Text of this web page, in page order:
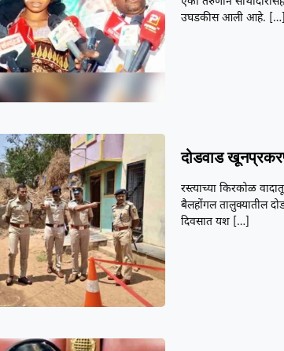
उघडकीस आली आहे. […]
दोडवाड
रस्त्याच्या किरकोळ
बैलहोंगल तालुक्यातील
दिवसात यश […]